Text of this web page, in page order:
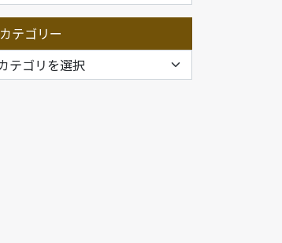
カテゴリー